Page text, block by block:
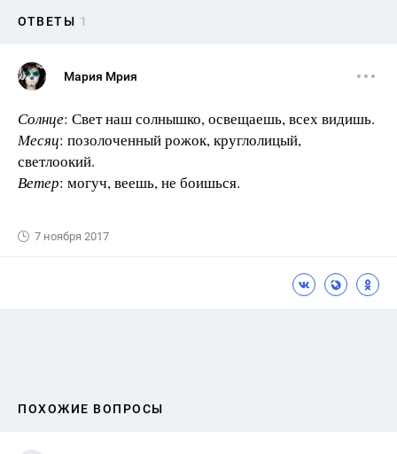
ОТВЕТЫ 1
Мария Мрия
Солнце: Свет наш солнышко, освещаешь, всех видишь.
Месяц: позолоченный рожок, круглолицый,
светлоокий.
Ветер: могуч, веешь, не боишься.
7 ноября 2017
ПОХОЖИЕ ВОПРОСЫ